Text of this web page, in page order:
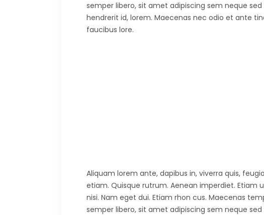
semper libero, sit amet adipiscing sem neque
hendrerit id, lorem. Maecenas nec odio et ante
faucibus lore.
Aliquam lorem ante, dapibus in, viverra quis,
etiam. Quisque rutrum. Aenean imperdiet. Etiam
nisi. Nam eget dui. Etiam rhon cus. Maecenas
semper libero, sit amet adipiscing sem neque